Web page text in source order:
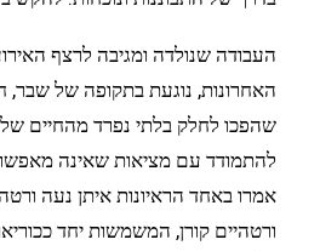
העבודה שנולדה ומגיבה לרצף
האחרונות, נוגעת בתקופה של שבר,
שהפכו לחלק בלתי נפרד מהחיים של
להתמודד עם מציאות שאינה
אמרו באחד הראיונות איתן נעה
ורטהיים קורן, המשמשות יחד